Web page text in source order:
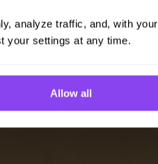
analyze traffic, and, with your
your settings at any time.
Allow all